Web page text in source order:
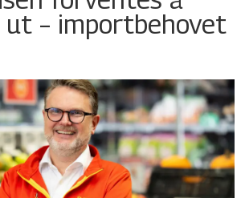
– importbehovet